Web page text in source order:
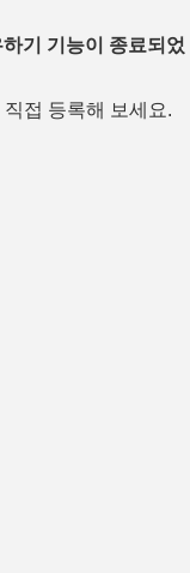
기 기능이 종료되었
접 등록해 보세요.